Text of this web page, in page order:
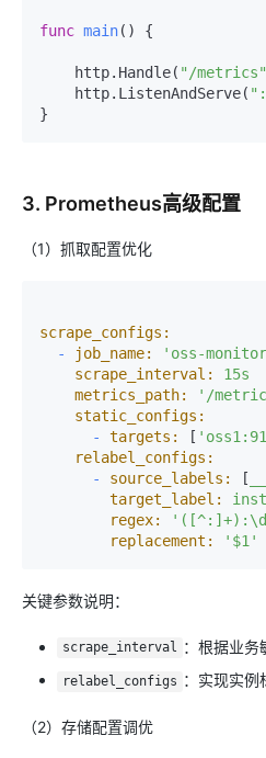
func main() {
    http.Handle(
"/metrics"
    http.ListenAndServe(
3. Prometheus高级配置
（1）抓取配置优化
scrape_configs:
-
job_name:
'oss-
scrape_interval:
15s
metrics_path:
'/
static_configs:
-
targets: [
relabel_configs:
-
source_labels: [
target_label:
regex:
replacement:
'$1'
关键参数说明：
scrape_interval ：根据业务
relabel_configs ：实现实例
（2）存储配置调优